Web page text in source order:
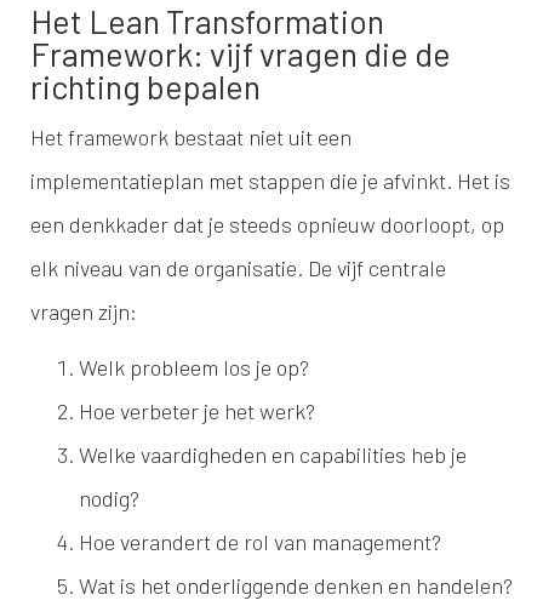
Het Lean Transformation
Framework: vijf vragen die de
richting bepalen
Het framework bestaat niet uit een
implementatieplan met stappen die je afvinkt. Het is
een denkkader dat je steeds opnieuw doorloopt, op
elk niveau van de organisatie. De vijf centrale
vragen zijn:
Welk probleem los je op?
Hoe verbeter je het werk?
Welke vaardigheden en capabilities heb je
nodig?
Hoe verandert de rol van management?
Wat is het onderliggende denken en handelen?